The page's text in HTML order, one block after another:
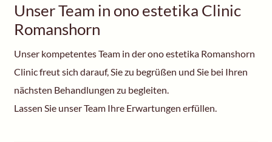
Unser Team in ono estetika Clinic
Romanshorn
Unser kompetentes Team in der ono estetika Romanshorn
Clinic freut sich darauf, Sie zu begrüßen und Sie bei Ihren
nächsten Behandlungen zu begleiten.
Lassen Sie unser Team Ihre Erwartungen erfüllen.